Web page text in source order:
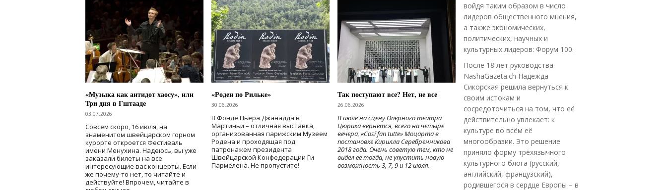
«Музыка как антидот хаосу», или
Три дня в Гштааде
03.07.2026
Совсем скоро, 16 июля, на
знаменитом швейцарском горном
курорте откроется Фестиваль
имени Менухина. Надеюсь, вы уже
заказали билеты на все
интересующие вас концерты. Если
же почему-то нет, то читайте и
действуйте! Впрочем, читайте в
«Роден по Рильке»
30.06.2026
В Фонде Пьера Джанадда в
Мартиньи – отличная выставка,
организованная парижским Музеем
Родена и проходящая под
патронажем президента
Швейцарской Конфедерации Ги
Пармелена. Не пропустите!
Так поступают все? Нет, не все
26.06.2026
В июле на сцену Оперного театра
Цюриха вернется, всего на четыре
вечера, «Cosí fan tutte» Моцарта в
постановке Кирилла Серебренникова
2018 года. Очень советую тем, кто не
видел ее тогда, не упустить новую
возможность 3, 7, 9 и 12 июля.
войдя таким образом в число
лидеров общественного мнения,
а также экономических,
политических, научных и
культурных лидеров: Форум 100.
После 18 лет руководства
NashaGazeta.ch Надежда
Сикорская решила вернуться к
своим истокам и
сосредоточиться на том, что её
действительно увлекает: к
культуре во всём её
многообразии. Это решение
приняло форму трёхязычного
культурного блога (русский,
английский, французский),
родившегося в сердце Европы – в